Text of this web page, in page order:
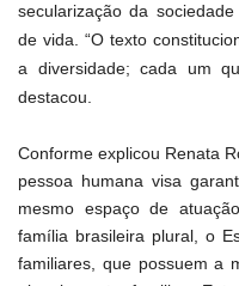
secularização da
de vida. “O texto
a diversidade; cada um
destacou.
Conforme explicou Renata
pessoa humana visa
mesmo espaço de
família brasileira plural, o
familiares, que possuem a